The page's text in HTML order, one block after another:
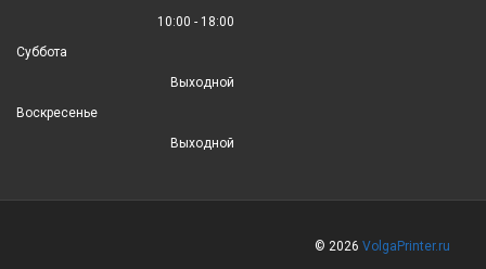
10:00 - 18:00
Суббота
Выходной
Воскресенье
Выходной
© 2026 VolgaPrinter.ru